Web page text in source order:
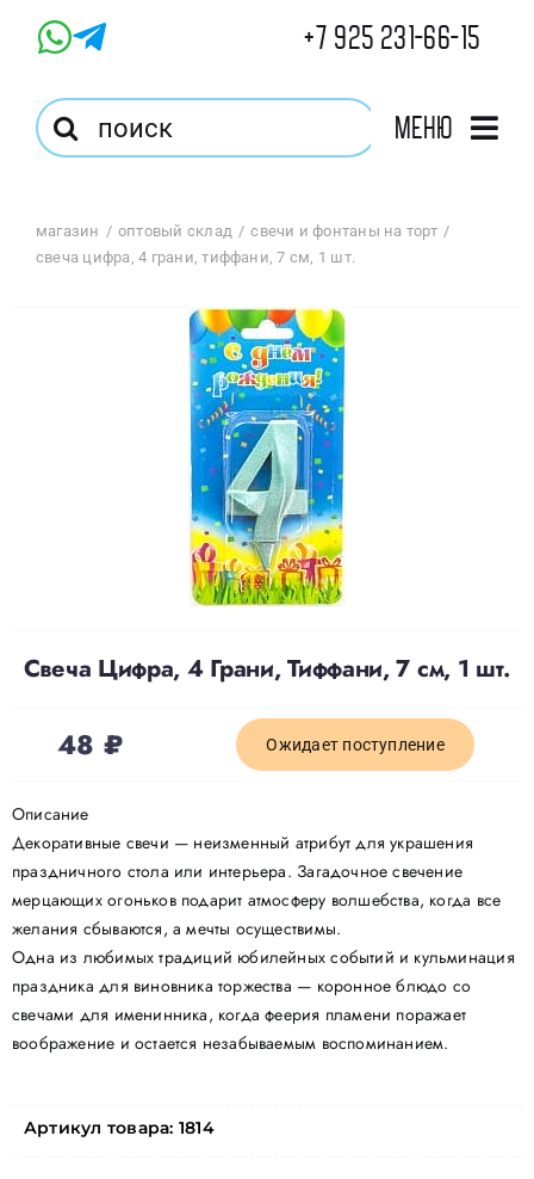
+7 925 231-66-15
Результат
поиска:
Меню
Магазин
Оптовый Магазин
О нас
Отзывы
Контакты
Политика конфиденциальности
магазин оптовый склад
свечи и фонтаны на торт
свеча цифра, 4 грани, тиффани, 7 см, 1 шт.
Свеча Цифра, 4 Грани, Тиффани, 7 см, 1 шт.
48 ₽ Ожидает поступление
Описание
Декоративные свечи — неизменный атрибут для украшения
праздничного стола или интерьера. Загадочное свечение
мерцающих огоньков подарит атмосферу волшебства, когда все
желания сбываются, а мечты осуществимы.
Одна из любимых традиций юбилейных событий и кульминация
праздника для виновника торжества — коронное блюдо со
свечами для именинника, когда феерия пламени поражает
воображение и остается незабываемым воспоминанием.
Артикул товара: 1814